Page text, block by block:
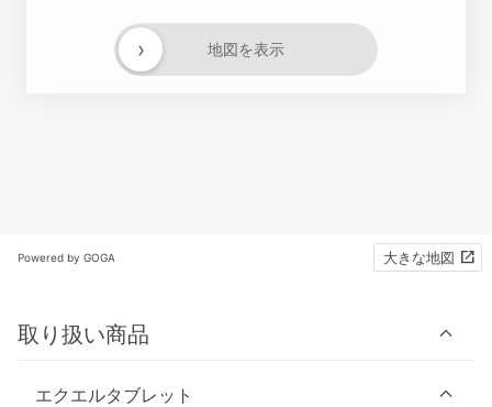
地図を表示
›
Powered by GOGA 大きな地図
取り扱い商品
エクエルタブレット